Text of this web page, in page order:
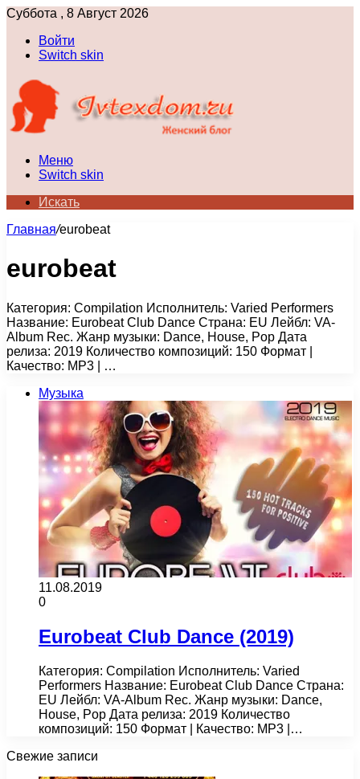
Суббота , 8 Август 2026
Войти
Switch skin
Меню
Switch skin
Искать
Главная/eurobeat
eurobeat
Категория: Compilation Исполнитель: Varied Performers
Название: Eurobeat Club Dance Страна: EU Лейбл: VA-
Album Rec. Жанр музыки: Dance, House, Pop Дата
релиза: 2019 Количество композиций: 150 Формат |
Качество: MP3 | …
Музыка
11.08.2019
0
Eurobeat Club Dance (2019)
Категория: Compilation Исполнитель: Varied
Performers Название: Eurobeat Club Dance Страна:
EU Лейбл: VA-Album Rec. Жанр музыки: Dance,
House, Pop Дата релиза: 2019 Количество
композиций: 150 Формат | Качество: MP3 |…
Свежие записи